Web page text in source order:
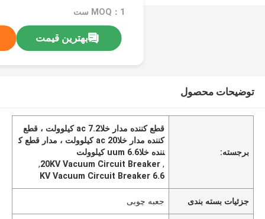
MOQ：1 ست
بهترین قیمت
توضیحات محصول
برجسته:
قطع کننده مدار خلاac 7.2 کیلوولت ، قطع
کننده مدار خلاac 20 کیلوولت ، مدار قطع ک
ننده خلاuum 6.6 کیلوولت
,
20KV Vacuum Circuit Breaker
,
6.6 KV Vacuum Circuit Breaker
جزئیات بسته بندی جعبه چوبی